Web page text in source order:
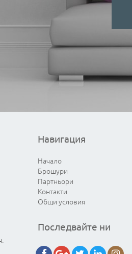
Навигация
Начало
Брошури
Партньори
Контакти
Общи условия
Последвайте ни